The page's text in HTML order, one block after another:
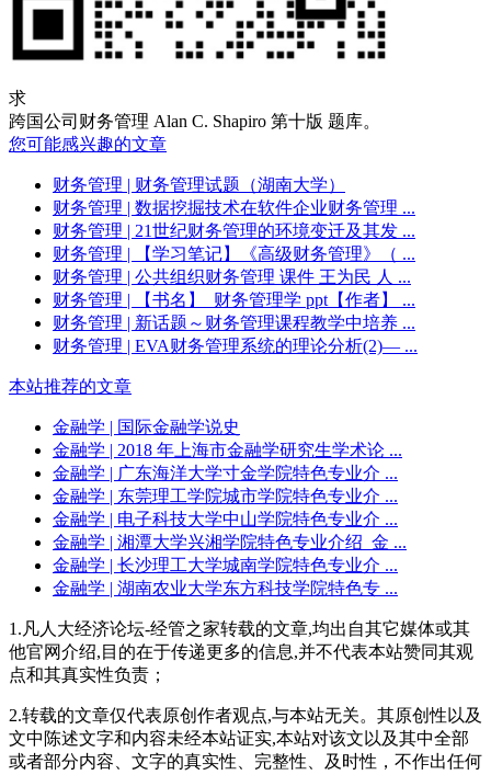
求
跨国公司财务管理 Alan C. Shapiro 第十版 题库。
您可能感兴趣的文章
财务管理 | 财务管理试题（湖南大学）
财务管理 | 数据挖掘技术在软件企业财务管理 ...
财务管理 | 21世纪财务管理的环境变迁及其发 ...
财务管理 | 【学习笔记】《高级财务管理》（ ...
财务管理 | 公共组织财务管理 课件 王为民 人 ...
财务管理 | 【书名】_财务管理学 ppt【作者】 ...
财务管理 | 新话题～财务管理课程教学中培养 ...
财务管理 | EVA财务管理系统的理论分析(2)— ...
本站推荐的文章
金融学 | 国际金融学说史
金融学 | 2018 年上海市金融学研究生学术论 ...
金融学 | 广东海洋大学寸金学院特色专业介 ...
金融学 | 东莞理工学院城市学院特色专业介 ...
金融学 | 电子科技大学中山学院特色专业介 ...
金融学 | 湘潭大学兴湘学院特色专业介绍_金 ...
金融学 | 长沙理工大学城南学院特色专业介 ...
金融学 | 湖南农业大学东方科技学院特色专 ...
1.凡人大经济论坛-经管之家转载的文章,均出自其它媒体或其
他官网介绍,目的在于传递更多的信息,并不代表本站赞同其观
点和其真实性负责；
2.转载的文章仅代表原创作者观点,与本站无关。其原创性以及
文中陈述文字和内容未经本站证实,本站对该文以及其中全部
或者部分内容、文字的真实性、完整性、及时性，不作出任何